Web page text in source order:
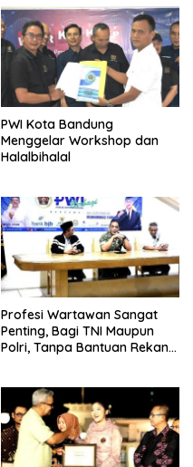
PWI Kota Bandung
Menggelar Workshop dan
Halalbihalal
Profesi Wartawan Sangat
Penting, Bagi TNI Maupun
Polri, Tanpa Bantuan Rekan-